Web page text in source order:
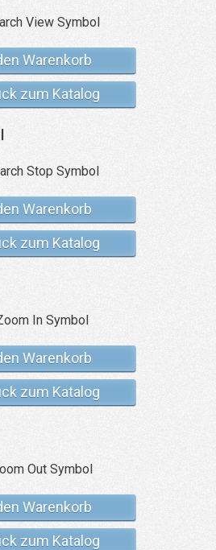
Warenkorb
zum Katalog
Warenkorb
zum Katalog
Warenkorb
zum Katalog
Warenkorb
zum Katalog